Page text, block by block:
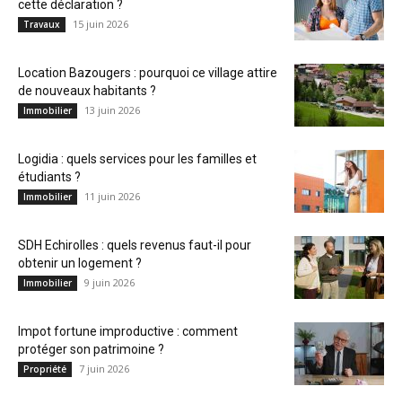
cette déclaration ?
Travaux 15 juin 2026
Location Bazougers : pourquoi ce village attire
de nouveaux habitants ?
Immobilier 13 juin 2026
Logidia : quels services pour les familles et
étudiants ?
Immobilier 11 juin 2026
SDH Echirolles : quels revenus faut-il pour
obtenir un logement ?
Immobilier 9 juin 2026
Impot fortune improductive : comment
protéger son patrimoine ?
Propriété 7 juin 2026